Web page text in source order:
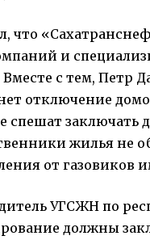
и
с тем, Петр
отключение
заключать
жилья не
от газовиков
УГСЖН по
должны